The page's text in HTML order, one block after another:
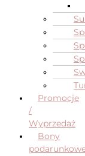
Promocje
/
Wyprzedaż
Bony